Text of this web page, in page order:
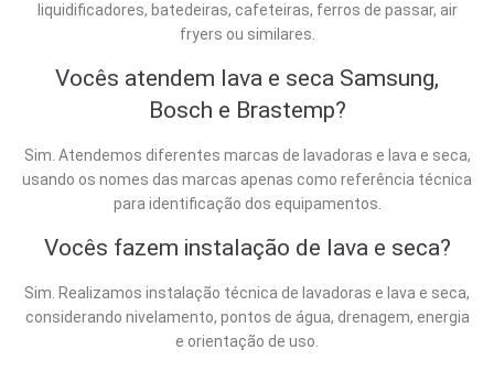
liquidificadores, batedeiras, cafeteiras, ferros de passar, air
fryers ou similares.
Vocês atendem lava e seca Samsung,
Bosch e Brastemp?
Sim. Atendemos diferentes marcas de lavadoras e lava e seca,
usando os nomes das marcas apenas como referência técnica
para identificação dos equipamentos.
Vocês fazem instalação de lava e seca?
Sim. Realizamos instalação técnica de lavadoras e lava e seca,
considerando nivelamento, pontos de água, drenagem, energia
e orientação de uso.